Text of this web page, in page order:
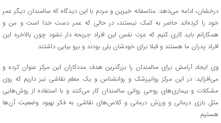
درخشان، ادامه می‌دهد: متاسفانه خیرین و مردم با این دیدگاه که سالمندان دیگر عمر
خود را کرده‌اند حاضر به کمک نیستند، در حالی که عمر دست خدا است و من و
همکارانم باید کاری کنیم که عزت نفس این افراد جریحه دار نشود چون بالاخره این
افراد پدران ما هستند و قبلا برای خودشان یلی بودند و برو بیایی داشتند.
وی ایجاد آرامش برای سالمندان را بزرگترین هدف مددکاران این مرکز عنوان کرده و
می‌افزاید: در این مرکز روانپزشک و روانشناس و یک معلم نقاشی نیز داریم که روی
مشکلات و بیماری‌های روحی روانی سالمندان کار می‌کنند و با استفاده از روش‌هایی
مثل بازی درمانی و ورزش درمانی و کلاس‌های نقاشی به فکر بهبود وضعیت آن‌ها
هستیم.